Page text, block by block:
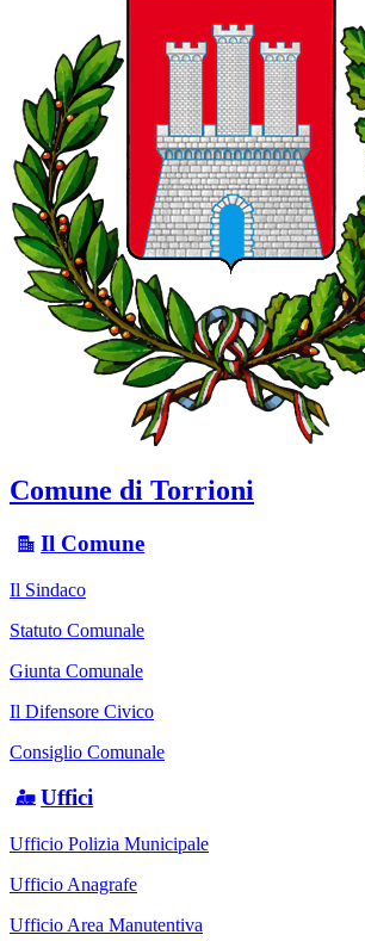
Comune di Torrioni
Il Comune
Il Sindaco
Statuto Comunale
Giunta Comunale
Il Difensore Civico
Consiglio Comunale
Uffici
Ufficio Polizia Municipale
Ufficio Anagrafe
Ufficio Area Manutentiva